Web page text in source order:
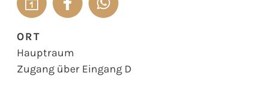
ORT
Hauptraum
Zugang über Eingang D